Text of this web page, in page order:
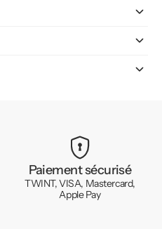
Paiement sécurisé
TWINT, VISA, Mastercard,
Apple Pay